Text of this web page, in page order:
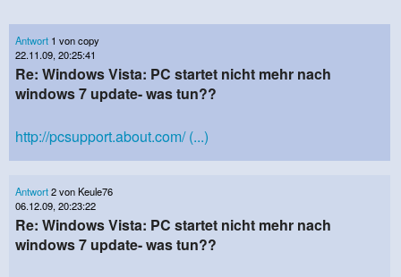
Antwort 1 von copy
22.11.09, 20:25:41
Re: Windows Vista: PC startet nicht mehr nach
windows 7 update- was tun??
http://pcsupport.about.com/ (...)
Antwort2 von Keule76
06.12.09, 20:23:22
Re: Windows Vista: PC startet nicht mehr nach
windows 7 update- was tun??